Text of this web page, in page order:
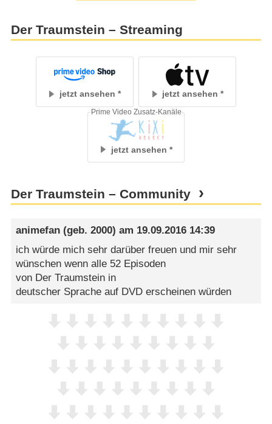
Der Traumstein – Streaming
jetzt ansehen jetzt ansehen
jetzt ansehen
Prime Video Zusatz-Kanäle
Der Traumstein – Community
animefan (geb. 2000) am 19.09.2016 14:39
ich würde mich sehr darüber freuen und mir sehr
wünschen wenn alle 52 Episoden
von Der Traumstein in
deutscher Sprache auf DVD erscheinen würden